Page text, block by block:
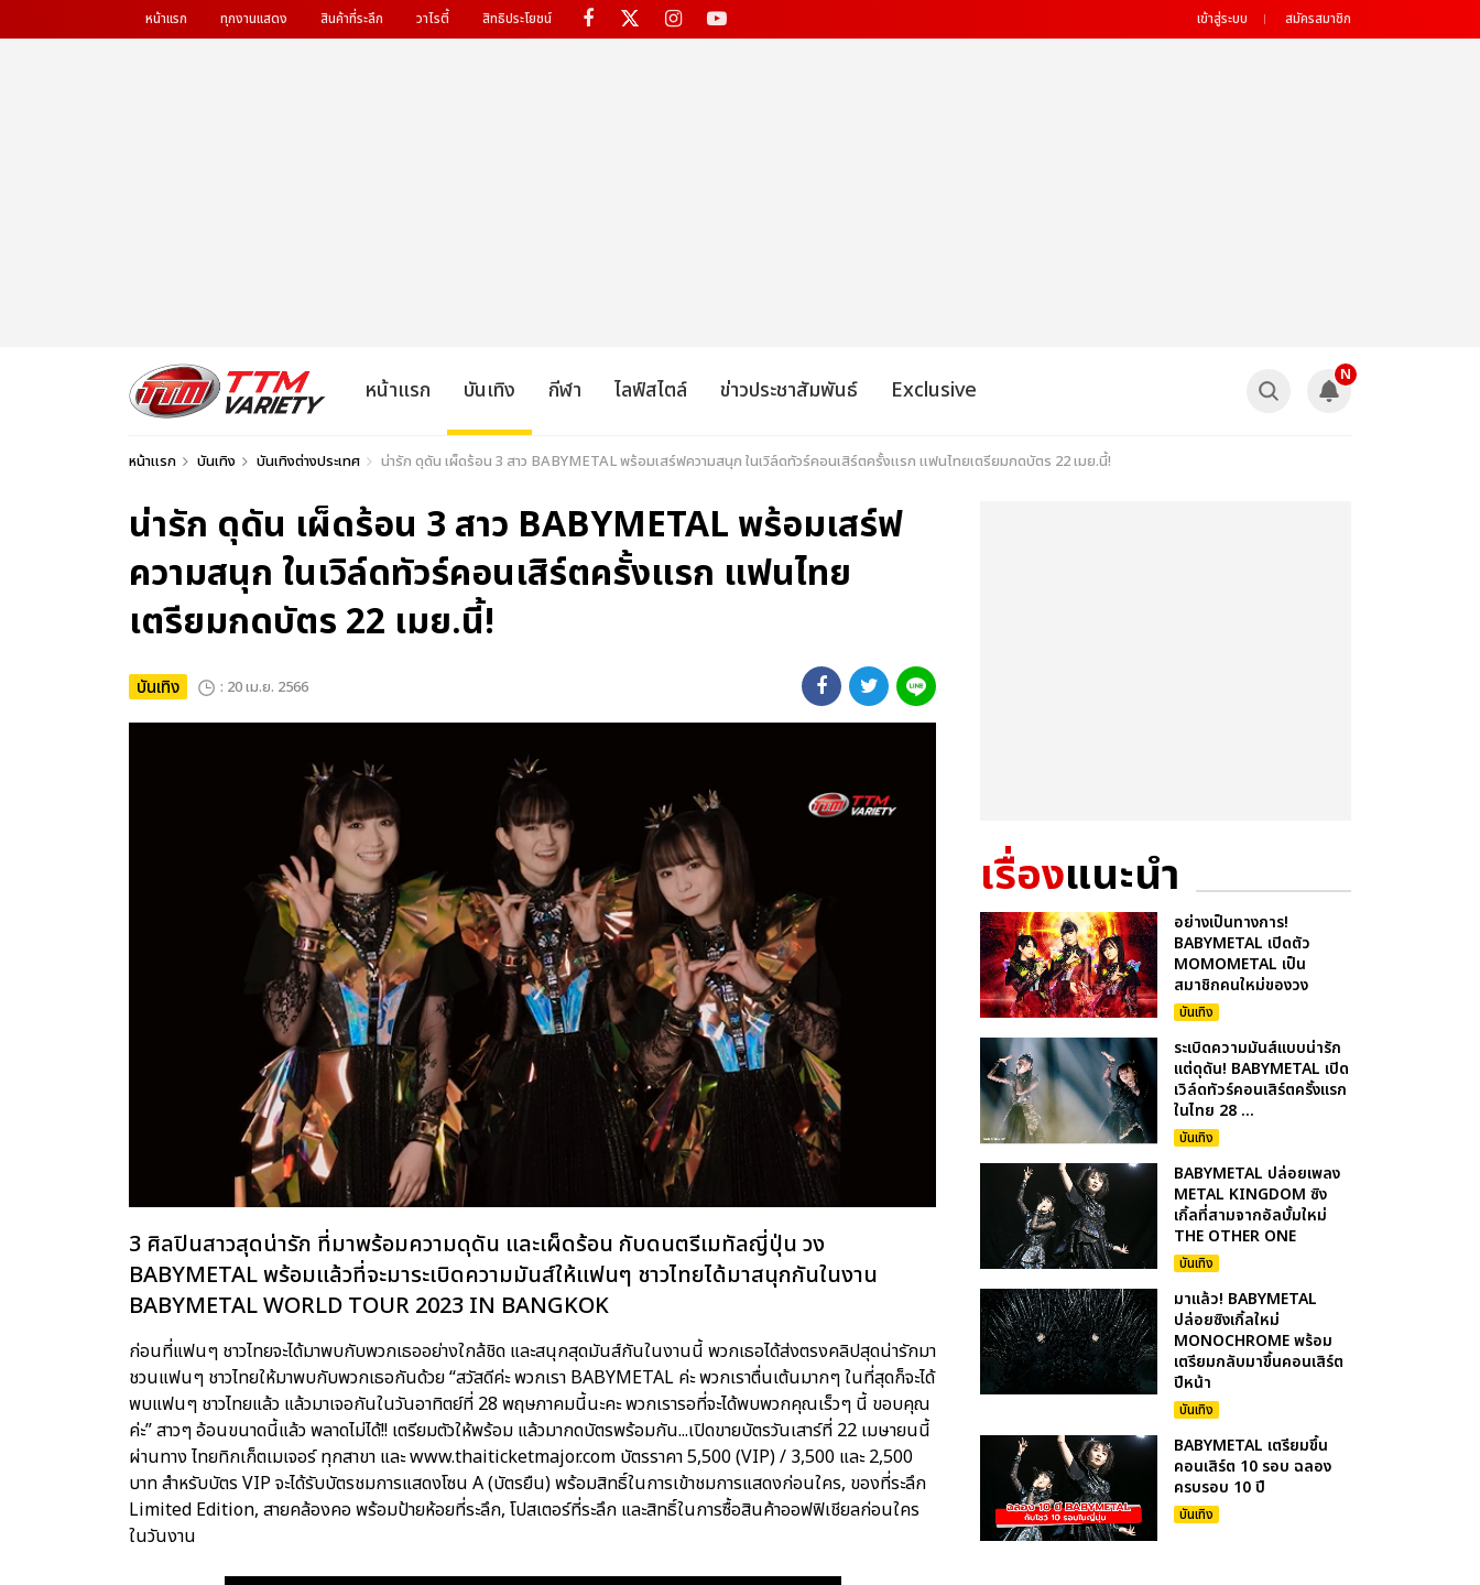
หน้าแรก ทุกงานแสดง สินค้าที่ระลึก วาไรตี้ สิทธิประโยชน์ เข้าสู่ระบบ สมัครสมาชิก
หน้าแรก บันเทิง กีฬา ไลฟ์สไตล์ ข่าวประชาสัมพันธ์ Exclusive
N
หน้าแรก บันเทิง บันเทิงต่างประเทศ น่ารัก ดุดัน เผ็ดร้อน 3 สาว BABYMETAL พร้อมเสร์ฟความสนุก ในเวิล์ดทัวร์คอนเสิร์ตครั้งแรก แฟนไทยเตรียมกดบัตร 22 เมย.นี้!
น่ารัก ดุดัน เผ็ดร้อน 3 สาว BABYMETAL พร้อมเสร์ฟ
ความสนุก ในเวิล์ดทัวร์คอนเสิร์ตครั้งแรก แฟนไทย
เตรียมกดบัตร 22 เมย.นี้!
บันเทิง : 20 เม.ย. 2566
3 ศิลปินสาวสุดน่ารัก ที่มาพร้อมความดุดัน และเผ็ดร้อน กับดนตรีเมทัลญี่ปุ่น วง
BABYMETAL พร้อมแล้วที่จะมาระเบิดความมันส์ให้แฟนๆ ชาวไทยได้มาสนุกกันในงาน
BABYMETAL WORLD TOUR 2023 IN BANGKOK
ก่อนที่แฟนๆ ชาวไทยจะได้มาพบกับพวกเธออย่างใกล้ชิด และสนุกสุดมันส์กันในงานนี้ พวกเธอได้ส่งตรงคลิปสุดน่ารักมา
ชวนแฟนๆ ชาวไทยให้มาพบกับพวกเธอกันด้วย “สวัสดีค่ะ พวกเรา BABYMETAL ค่ะ พวกเราตื่นเต้นมากๆ ในที่สุดก็จะได้
พบแฟนๆ ชาวไทยแล้ว แล้วมาเจอกันในวันอาทิตย์ที่ 28 พฤษภาคมนี้นะคะ พวกเรารอที่จะได้พบพวกคุณเร็วๆ นี้ ขอบคุณ
ค่ะ” สาวๆ อ้อนขนาดนี้แล้ว พลาดไม่ได้!! เตรียมตัวให้พร้อม แล้วมากดบัตรพร้อมกัน...เปิดขายบัตรวันเสาร์ที่ 22 เมษายนนี้
ผ่านทาง ไทยทิกเก็ตเมเจอร์ ทุกสาขา และ www.thaiticketmajor.com บัตรราคา 5,500 (VIP) / 3,500 และ 2,500
บาท สำหรับบัตร VIP จะได้รับบัตรชมการแสดงโซน A (บัตรยืน) พร้อมสิทธิ์ในการเข้าชมการแสดงก่อนใคร, ของที่ระลึก
Limited Edition, สายคล้องคอ พร้อมป้ายห้อยที่ระลึก, โปสเตอร์ที่ระลึก และสิทธิ์ในการซื้อสินค้าออฟฟิเชียลก่อนใคร
ในวันงาน
เรื่องแนะนำ
อย่างเป็นทางการ!
BABYMETAL เปิดตัว
MOMOMETAL เป็น
สมาชิกคนใหม่ของวง
บันเทิง
ระเบิดความมันส์แบบน่ารัก
แต่ดุดัน! BABYMETAL เปิด
เวิล์ดทัวร์คอนเสิร์ตครั้งแรก
ในไทย 28 ...
บันเทิง
BABYMETAL ปล่อยเพลง
METAL KINGDOM ซิง
เกิ้ลที่สามจากอัลบั้มใหม่
THE OTHER ONE
บันเทิง
มาแล้ว! BABYMETAL
ปล่อยซิงเกิ้ลใหม่
MONOCHROME พร้อม
เตรียมกลับมาขึ้นคอนเสิร์ต
ปีหน้า
บันเทิง
BABYMETAL เตรียมขึ้น
คอนเสิร์ต 10 รอบ ฉลอง
ครบรอบ 10 ปี
บันเทิง